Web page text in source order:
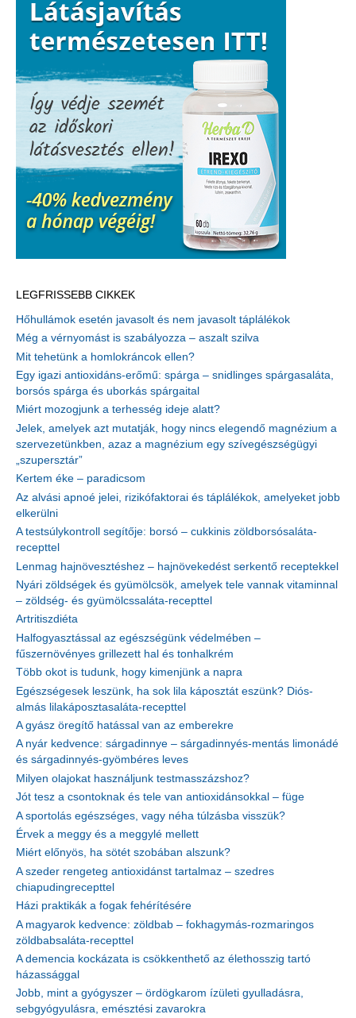
LEGFRISSEBB CIKKEK
Hőhullámok esetén javasolt és nem javasolt táplálékok
Még a vérnyomást is szabályozza – aszalt szilva
Mit tehetünk a homlokráncok ellen?
Egy igazi antioxidáns-erőmű: spárga – snidlinges spárgasaláta,
borsós spárga és uborkás spárgaital
Miért mozogjunk a terhesség ideje alatt?
Jelek, amelyek azt mutatják, hogy nincs elegendő magnézium a
szervezetünkben, azaz a magnézium egy szívegészségügyi
„szupersztár”
Kertem éke – paradicsom
Az alvási apnoé jelei, rizikófaktorai és táplálékok, amelyeket jobb
elkerülni
A testsúlykontroll segítője: borsó – cukkinis zöldborsósaláta-
recepttel
Lenmag hajnövesztéshez – hajnövekedést serkentő receptekkel
Nyári zöldségek és gyümölcsök, amelyek tele vannak vitaminnal
– zöldség- és gyümölcssaláta-recepttel
Artritiszdiéta
Halfogyasztással az egészségünk védelmében –
fűszernövényes grillezett hal és tonhalkrém
Több okot is tudunk, hogy kimenjünk a napra
Egészségesek leszünk, ha sok lila káposztát eszünk? Diós-
almás lilakáposztasaláta-recepttel
A gyász öregítő hatással van az emberekre
A nyár kedvence: sárgadinnye – sárgadinnyés-mentás limonádé
és sárgadinnyés-gyömbéres leves
Milyen olajokat használjunk testmasszázshoz?
Jót tesz a csontoknak és tele van antioxidánsokkal – füge
A sportolás egészséges, vagy néha túlzásba visszük?
Érvek a meggy és a meggylé mellett
Miért előnyös, ha sötét szobában alszunk?
A szeder rengeteg antioxidánst tartalmaz – szedres
chiapudingrecepttel
Házi praktikák a fogak fehérítésére
A magyarok kedvence: zöldbab – fokhagymás-rozmaringos
zöldbabsaláta-recepttel
A demencia kockázata is csökkenthető az élethosszig tartó
házassággal
Jobb, mint a gyógyszer – ördögkarom ízületi gyulladásra,
sebgyógyulásra, emésztési zavarokra